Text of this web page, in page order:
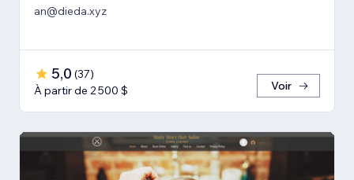
an@dieda.xyz
5,0 (37)
À partir de 2 500 $
Voir